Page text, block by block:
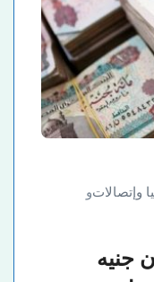
وإتصالاتو
جنيه